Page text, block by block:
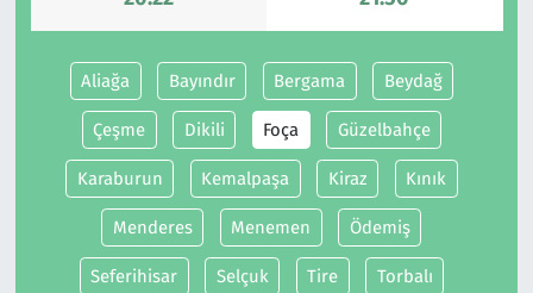
Aliağa Bayındır Bergama Beydağ
Çeşme Dikili Foça Güzelbahçe
Karaburun Kemalpaşa Kiraz Kınık
Menderes Menemen Ödemiş
Seferihisar Selçuk Tire Torbalı
Spor
Süleymanpaşa
Tekirdağ